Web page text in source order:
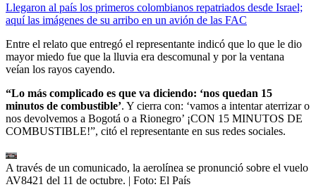
Llegaron al país los primeros colombianos repatriados desde Israel;
aquí las imágenes de su arribo en un avión de las FAC
Entre el relato que entregó el representante indicó que lo que le dio
mayor miedo fue que la lluvia era descomunal y por la ventana
veían los rayos cayendo.
“Lo más complicado es que va diciendo: ‘nos quedan 15
minutos de combustible’. Y cierra con: ‘vamos a intentar aterrizar o
nos devolvemos a Bogotá o a Rionegro’ ¡CON 15 MINUTOS DE
COMBUSTIBLE!”, citó el representante en sus redes sociales.
A través de un comunicado, la aerolínea se pronunció sobre el vuelo
AV8421 del 11 de octubre. | Foto: El País